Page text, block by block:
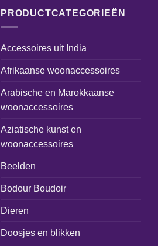
PRODUCTCATEGORIEËN
Accessoires uit India
Afrikaanse woonaccessoires
Arabische en Marokkaanse
woonaccessoires
Aziatische kunst en
woonaccessoires
Beelden
Bodour Boudoir
Dieren
Doosjes en blikken